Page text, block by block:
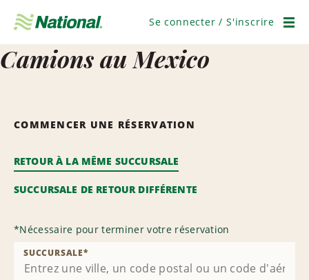
navigation
Se connecter / S'inscrire
Camions au Mexico
COMMENCER UNE RÉSERVATION
RETOUR À LA MÊME SUCCURSALE
SUCCURSALE DE RETOUR DIFFÉRENTE
*Nécessaire pour terminer votre réservation
SUCCURSALE*